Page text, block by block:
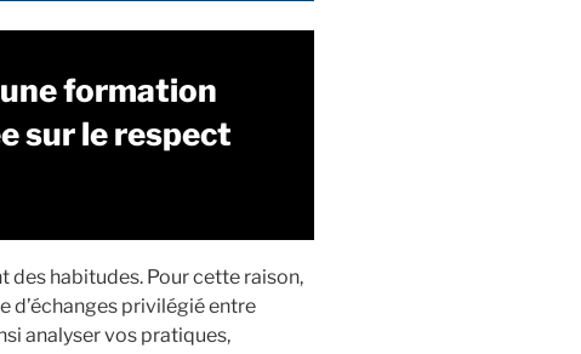
formation
sur le respect
des habitudes. Pour cette raison,
d’échanges privilégié entre
analyser vos pratiques,